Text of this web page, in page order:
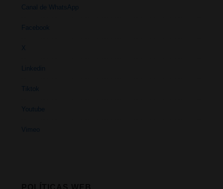
Canal de WhatsApp
Facebook
X
Linkedin
Tiktok
Youtube
Vimeo